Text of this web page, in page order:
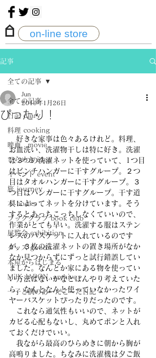
on-line store
記事
全ての記事
日記 diary
料理 cooking
映画 movie
ひらめき idea
イベント event
旅 journey
本 books
ブッククラブ book club
展覧会 exhibition
グッズ goods
本屋からはじまる
MilK JAPON, archive
一子と潤のあーだこーだ日記
全ての記事
ぴったり！
Jun
2019年1月26日
好きな家事は色々あるけれど。料理、
お皿洗い、洗濯物干しは特に好き。洗濯
は３つの洗濯ネットを使っていて、1つ目
はピンチハンガーに干すグループ。２つ
目はタオルハンガーに干すグループ。３
つ目はハンガーに干すグループ。干す道
具によってネットを分けています。そう
するとあっちこっちしなくていいので、
作業がとても早い。洗濯する服はステン
レスのバスケットに入れているのです
が、３枚の洗濯ネットの置き場所がなか
なか見つからずにずっと試行錯誤してい
ました。なんとか家にある物を使ってい
い方法はないかなとぼんやり考えていた
ら、なんとなんと使っていなかったワイ
ヤーバスケットぴったりだったのです。
これなら通気性もいいので、ネットが
カビる心配もないし、丸めてポンと入れ
ておくだけでいい。
我ながら最高のひらめきに朝から胸が
高鳴りました。ちなみに洗濯機は夕ご飯